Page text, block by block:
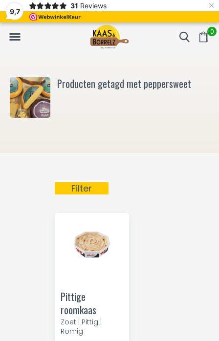
9,7
31 Reviews ×
0
Vers van het mes en gevacumeerd Vaak volgende
Producten getagd met peppersweet
Filter
Pittige
roomkaas
Zoet | Pittig |
Romig